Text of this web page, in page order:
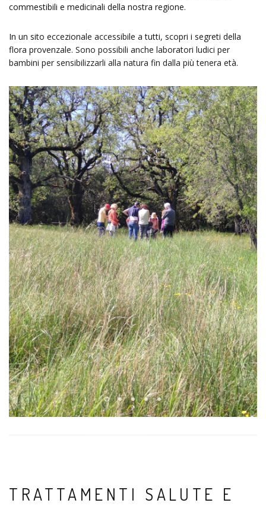
commestibili e medicinali della nostra regione.
In un sito eccezionale accessibile a tutti, scopri i segreti della
flora provenzale. Sono possibili anche laboratori ludici per
bambini per sensibilizzarli alla natura fin dalla più tenera età.
TRATTAMENTI SALUTE E